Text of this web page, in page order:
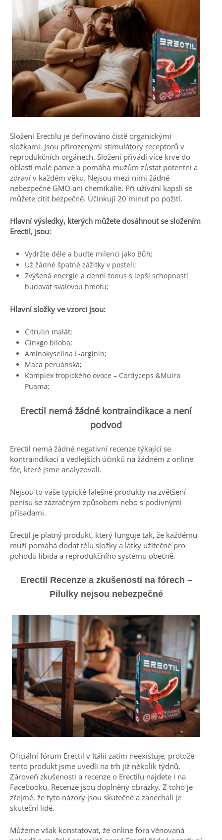
Složení Erectilu je definováno čistě organickými
složkami. Jsou přirozenými stimulátory receptorů v
reprodukčních orgánech. Složení přivádí více krve do
oblasti malé pánve a pomáhá mužům zůstat potentní a
zdraví v každém věku. Nejsou mezi nimi žádné
nebezpečné GMO ani chemikálie. Při užívání kapslí se
můžete cítit bezpečně. Účinkují 20 minut po požití.
Hlavní výsledky, kterých můžete dosáhnout se složením
Erectil, jsou:
Vydržte déle a buďte milenci jako Bůh;
Už žádné špatné zážitky v posteli;
Zvýšená energie a denní tonus s lepší schopností
budovat svalovou hmotu;
Hlavní složky ve vzorci jsou:
Citrulin malát;
Ginkgo biloba;
Aminokyselina L-arginin;
Maca peruánská;
Komplex tropického ovoce – Cordyceps &Muira
Puama;
Erectil nemá žádné kontraindikace a není
podvod
Erectil nemá žádné negativní recenze týkající se
kontraindikací a vedlejších účinků na žádném z online
fór, které jsme analyzovali.
Nejsou to vaše typické falešné produkty na zvětšení
penisu se zázračným způsobem nebo s podivnými
přísadami.
Erectil je platný produkt, který funguje tak, že každému
muži pomáhá dodat tělu složky a látky užitečné pro
pohodu libida a reprodukčního systému obecně.
Erectil Recenze a zkušenosti na fórech –
Pilulky nejsou nebezpečné
Oficiální fórum Erectil v Itálii zatím neexistuje, protože
tento produkt jsme uvedli na trh již několik týdnů.
Zároveň zkušenosti a recenze o Erectilu najdete i na
Facebooku. Recenze jsou doplněny obrázky. Z toho je
zřejmé, že tyto názory jsou skutečné a zanechali je
skuteční lidé.
Můžeme však konstatovat, že online fóra věnovaná